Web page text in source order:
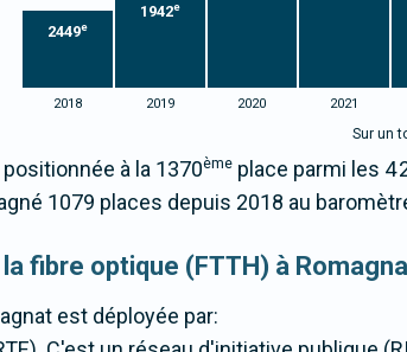
2449e
1942e
2018 2019 2020 2021
Sur un
à la 1370ème place parmi les 4
1079 places depuis 2018 au
fibre optique (FTTH) à
est déployée par: